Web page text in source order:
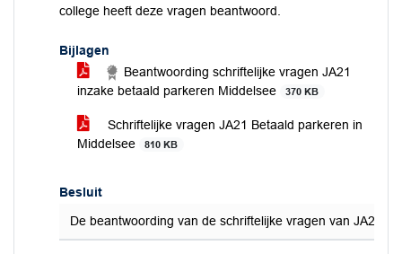
college heeft deze vragen beantwoord.
Bijlagen
Beantwoording schriftelijke vragen JA21
inzake betaald parkeren Middelsee
370 KB
Schriftelijke vragen JA21 Betaald parkeren in
Middelsee
810 KB
Besluit
De beantwoording van de schriftelijke vragen van JA21,